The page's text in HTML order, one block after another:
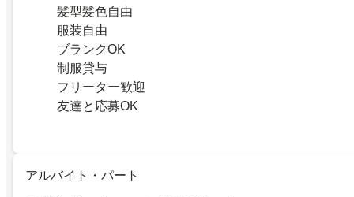
髪型髪色自由
服装自由
ブランクOK
制服貸与
フリーター歓迎
友達と応募OK
アルバイト・パート